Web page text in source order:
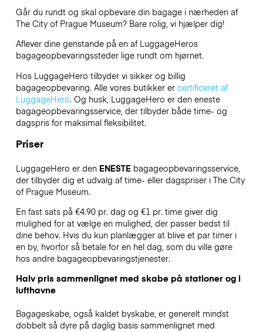
Går du rundt og skal opbevare din bagage i nærheden af
The City of Prague Museum? Bare rolig, vi hjælper dig!
Aflever dine genstande på en af LuggageHeros
bagageopbevaringssteder lige rundt om hjørnet.
Hos LuggageHero tilbyder vi sikker og billig
bagageopbevaring. Alle vores butikker er certificeret af
LuggageHero. Og husk, LuggageHero er den eneste
bagageopbevaringsservice, der tilbyder både time- og
dagspris for maksimal fleksibilitet.
Priser
LuggageHero er den ENESTEbagageopbevaringsservice,
der tilbyder dig et udvalg af time- eller dagspriser i The City
of Prague Museum.
En fast sats på €4.90 pr. dag og €1 pr. time giver dig
mulighed for at vælge en mulighed, der passer bedst til
dine behov. Hvis du kun planlægger at blive et par timer i
en by, hvorfor så betale for en hel dag, som du ville gøre
hos andre bagageopbevaringstjenester.
Halv pris sammenlignet med skabe på stationer og i
lufthavne
Bagageskabe, også kaldet byskabe, er generelt mindst
dobbelt så dyre på daglig basis sammenlignet med